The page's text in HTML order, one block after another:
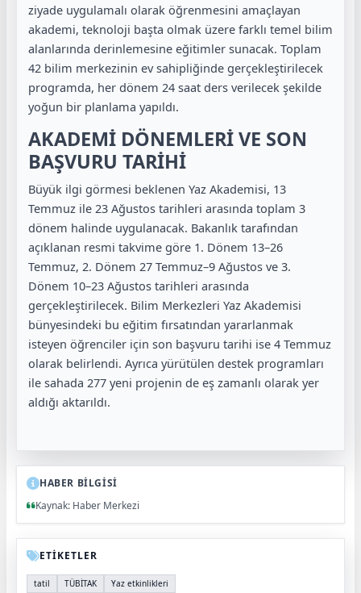
ziyade uygulamalı olarak öğrenmesini amaçlayan
akademi, teknoloji başta olmak üzere farklı temel bilim
alanlarında derinlemesine eğitimler sunacak. Toplam
42 bilim merkezinin ev sahipliğinde gerçekleştirilecek
programda, her dönem 24 saat ders verilecek şekilde
yoğun bir planlama yapıldı.
AKADEMİ DÖNEMLERİ VE SON
BAŞVURU TARİHİ
Büyük ilgi görmesi beklenen Yaz Akademisi, 13
Temmuz ile 23 Ağustos tarihleri arasında toplam 3
dönem halinde uygulanacak. Bakanlık tarafından
açıklanan resmi takvime göre 1. Dönem 13–26
Temmuz, 2. Dönem 27 Temmuz–9 Ağustos ve 3.
Dönem 10–23 Ağustos tarihleri arasında
gerçekleştirilecek. Bilim Merkezleri Yaz Akademisi
bünyesindeki bu eğitim fırsatından yararlanmak
isteyen öğrenciler için son başvuru tarihi ise 4 Temmuz
olarak belirlendi. Ayrıca yürütülen destek programları
ile sahada 277 yeni projenin de eş zamanlı olarak yer
aldığı aktarıldı.
HABER BİLGİSİ
Kaynak: Haber Merkezi
ETİKETLER
tatil TÜBİTAK Yaz etkinlikleri